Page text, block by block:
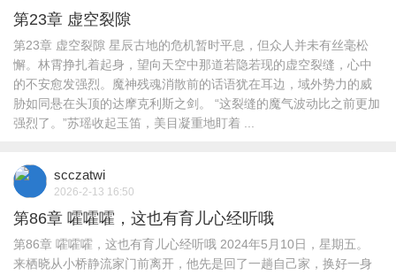
第23章 虚空裂隙
第23章 虚空裂隙 星辰古地的危机暂时平息，但众人并未有丝毫松
懈。林霄挣扎着起身，望向天空中那道若隐若现的虚空裂缝，心中
的不安愈发强烈。魔神残魂消散前的话语犹在耳边，域外势力的威
胁如同悬在头顶的达摩克利斯之剑。 “这裂缝的魔气波动比之前更加
强烈了。”苏瑶收起玉笛，美目凝重地盯着 ...
scczatwi
2026-2-13 16:50
第86章 嚯嚯嚯，这也有育儿心经听哦
第86章 嚯嚯嚯，这也有育儿心经听哦 2024年5月10日，星期五。
来栖晓从小桥静流家门前离开，他先是回了一趟自己家，换好一身